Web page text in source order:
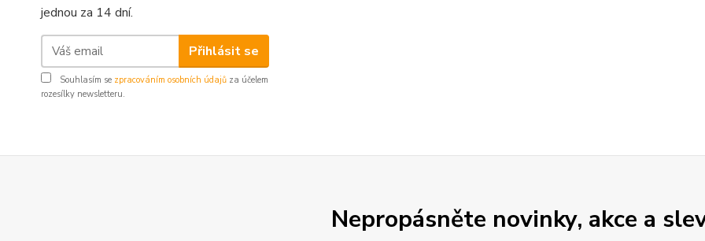
jednou za 14 dní.
Přihlásit se
Souhlasím se zpracováním osobních údajů za účelem
rozesílky newsletteru.
Nepropásněte novinky, akce a